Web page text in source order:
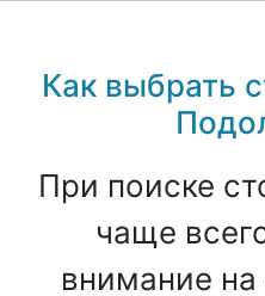
Как выбрать
При поиске
чаще
внимание